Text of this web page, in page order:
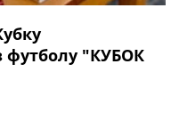
футболу "КУБОК